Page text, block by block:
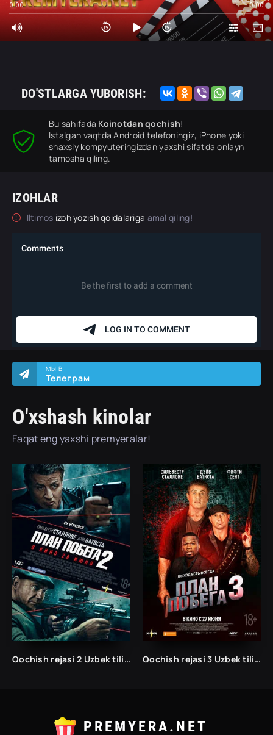
0:00 0:00
DO'STLARGA YUBORISH:
Bu sahifada Koinotdan qochish!
Istalgan vaqtda Android telefoningiz, iPhone yoki
shaxsiy kompyuteringizdan yaxshi sifatda onlayn
tamosha qiling.
IZOHLAR
Iltimos izoh yozish qoidalariga amal qiling!
O'xshash kinolar
Faqat eng yaxshi premyeralar!
МЫ В
Телеграм
Qochish rejasi 2 Uzbek tilida Qochish rejasi 3 Uzbek tilida
PREMYERA.NET